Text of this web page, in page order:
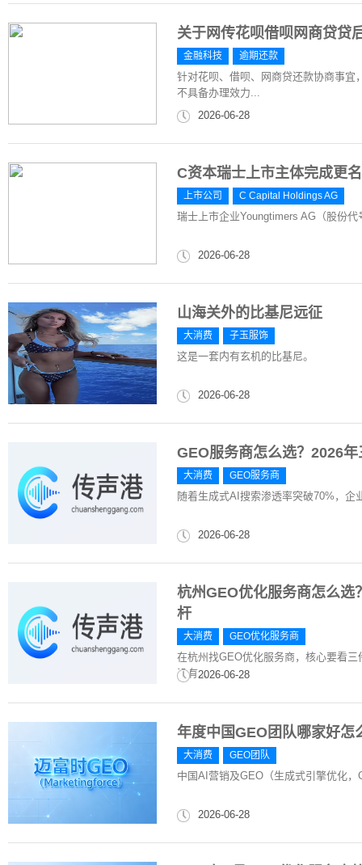
关于网传花呗借呗网商贷贷
金融科技 逾期还款
针对花呗、借呗、网商贷还款协商事宜
不具备办理效力...
2026-06-28
C资本瑞士上市主体完成更
上市公司 C Capital Holdings AG
瑞士上市企业Youngtimers AG（股份
2026-06-28
山海关外的比基尼远征
大消费 子玉服饰
这是一套内有玄机的比基尼。
2026-06-28
GEO服务商怎么选？2026
大消费 GEO服务商
随着生成式AI搜索渗透率突破70%，
2026-06-28
杭州GEO优化服务商怎么
杆
大消费 GEO优化服务商
在杭州找GEO优化服务商，核心要看
没有...2026-06-28
年度中国GEO团队哪家好
大消费 GEO团队
中国AI营销及GEO（生成式引擎优化
2026-06-28